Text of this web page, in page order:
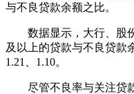
与不良贷款余额之比。
数据显示，大行、股份
及以上的贷款与不良贷款
1.21、1.10。
尽管不良率与关注贷款